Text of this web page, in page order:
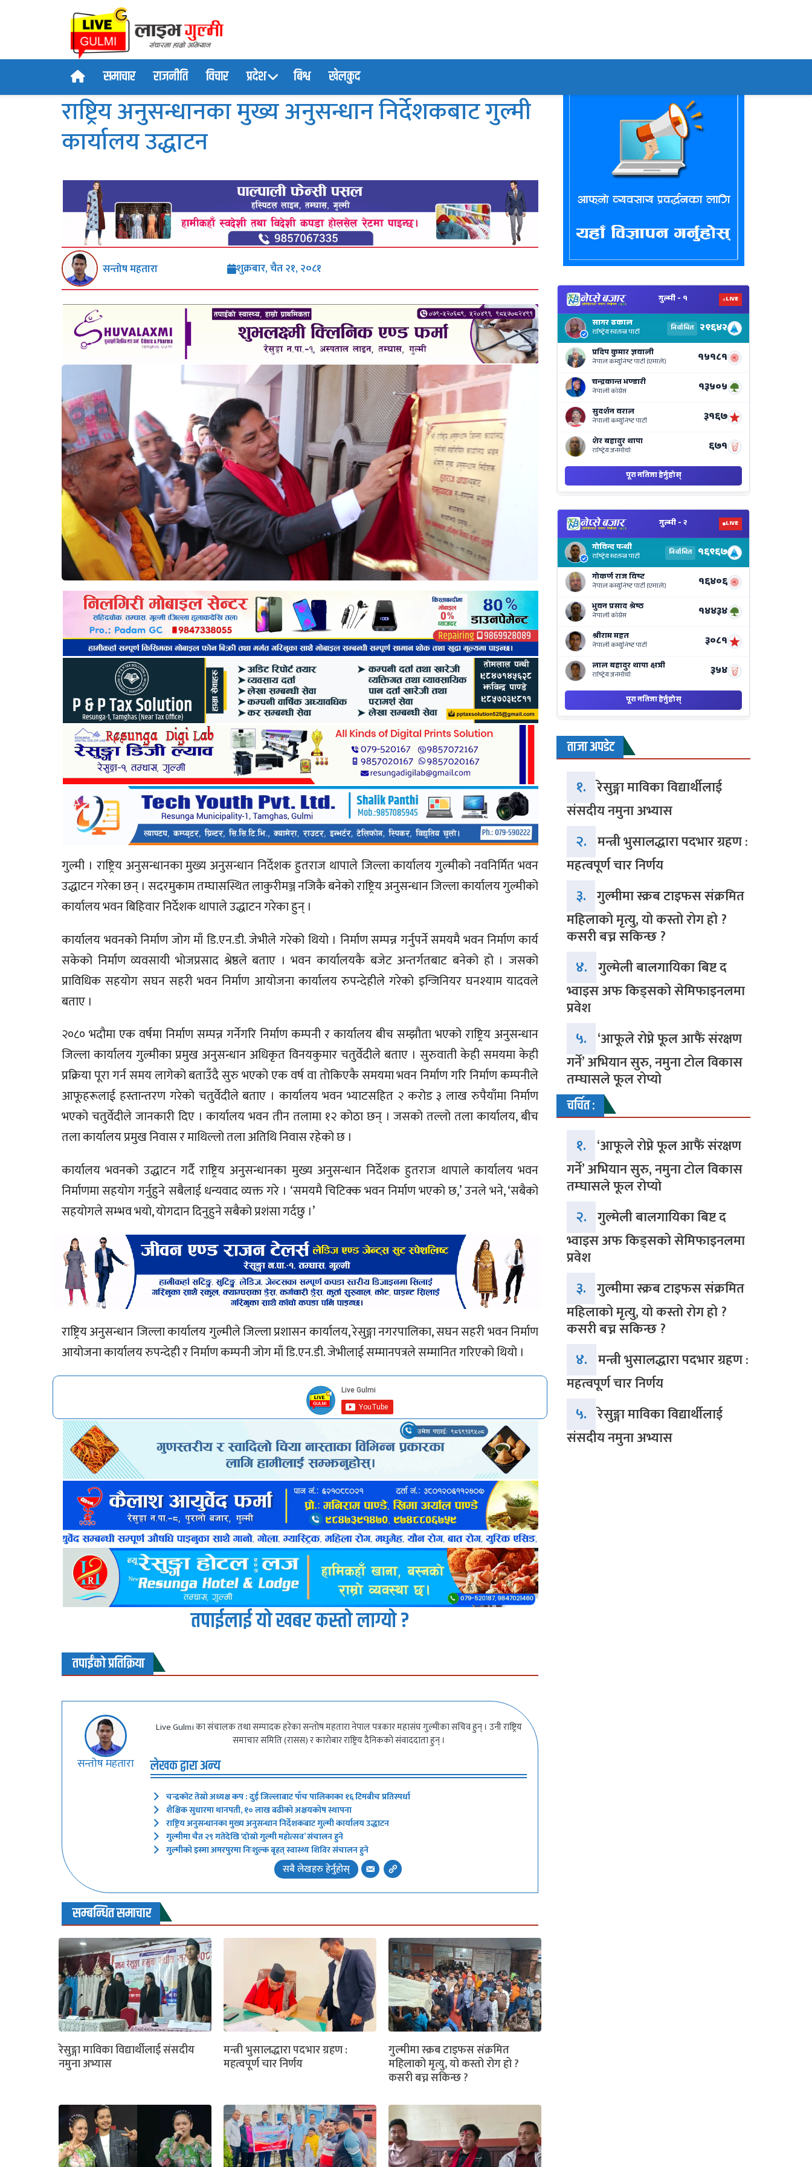
समाचार राजनीति विचार प्रदेश बिश्व खेलकुद
राष्ट्रिय अनुसन्धानका मुख्य अनुसन्धान निर्देशकबाट गुल्मी
कार्यालय उद्धाटन
सन्तोष महतारा शुक्रबार, चैत २१, २०८१
गुल्मी । राष्ट्रिय अनुसन्धानका मुख्य अनुसन्धान निर्देशक हुतराज थापाले जिल्ला कार्यालय गुल्मीको नवनिर्मित भवन
उद्धाटन गरेका छन् । सदरमुकाम तम्घासस्थित लाकुरीमञ्ज नजिकै बनेको राष्ट्रिय अनुसन्धान जिल्ला कार्यालय गुल्मीको
कार्यालय भवन बिहिवार निर्देशक थापाले उद्धाटन गरेका हुन् ।
कार्यालय भवनको निर्माण जोग माँ डि.एन.डी. जेभीले गरेको थियो । निर्माण सम्पन्न गर्नुपर्ने समयमै भवन निर्माण कार्य
सकेको निर्माण व्यवसायी भोजप्रसाद श्रेष्ठले बताए । भवन कार्यालयकै बजेट अन्तर्गतबाट बनेको हो । जसको
प्राविधिक सहयोग सघन सहरी भवन निर्माण आयोजना कार्यालय रुपन्देहीले गरेको इन्जिनियर घनश्याम यादवले
बताए ।
२०८० भदौमा एक वर्षमा निर्माण सम्पन्न गर्नेगरि निर्माण कम्पनी र कार्यालय बीच सम्झौता भएको राष्ट्रिय अनुसन्धान
जिल्ला कार्यालय गुल्मीका प्रमुख अनुसन्धान अधिकृत विनयकुमार चतुर्वेदीले बताए । सुरुवाती केही समयमा केही
प्रक्रिया पूरा गर्न समय लागेको बताउँदै सुरु भएको एक वर्ष वा तोकिएकै समयमा भवन निर्माण गरि निर्माण कम्पनीले
आफूहरूलाई हस्तान्तरण गरेको चतुर्वेदीले बताए । कार्यालय भवन भ्याटसहित २ करोड ३ लाख रुपैयाँमा निर्माण
भएको चतुर्वेदीले जानकारी दिए । कार्यालय भवन तीन तलामा १२ कोठा छन् । जसको तल्लो तला कार्यालय, बीच
तला कार्यालय प्रमुख निवास र माथिल्लो तला अतिथि निवास रहेको छ ।
कार्यालय भवनको उद्धाटन गर्दै राष्ट्रिय अनुसन्धानका मुख्य अनुसन्धान निर्देशक हुतराज थापाले कार्यालय भवन
निर्माणमा सहयोग गर्नुहुने सबैलाई धन्यवाद व्यक्त गरे । ‘समयमै चिटिक्क भवन निर्माण भएको छ,’ उनले भने, ‘सबैको
सहयोगले सम्भव भयो, योगदान दिनुहुने सबैको प्रशंसा गर्दछु ।’
राष्ट्रिय अनुसन्धान जिल्ला कार्यालय गुल्मीले जिल्ला प्रशासन कार्यालय, रेसुङ्गा नगरपालिका, सघन सहरी भवन निर्माण
आयोजना कार्यालय रुपन्देही र निर्माण कम्पनी जोग माँ डि.एन.डी. जेभीलाई सम्मानपत्रले सम्मानित गरिएको थियो ।
तपाईलाई यो खबर कस्तो लाग्यो ?
तपाईंको प्रतिक्रिया
सन्तोष महतारा
Live Gulmi का संचालक तथा सम्पादक हरेका सन्तोष महतारा नेपाल पत्रकार महासंघ गुल्मीका सचिव हुन् । उनी राष्ट्रिय
समाचार समिति (रासस) र कारोबार राष्ट्रिय दैनिकको संवाददाता हुन् ।
लेखक द्वारा अन्य
चन्द्रकाेट तेस्रो अध्यक्ष कप : दुई जिल्लाबाट पाँच पालिकाका १६ टिमबीच प्रतिस्पर्धा
शैक्षिक सुधारमा थानपती, १० लाख बढीको अक्षयकोष स्थापना
राष्ट्रिय अनुसन्धानका मुख्य अनुसन्धान निर्देशकबाट गुल्मी कार्यालय उद्धाटन
गुल्मीमा चैत २९ गतेदेखि ‘दाेस्राे गुल्मी महोत्सव’ संचालन हुने
गुल्मीको इस्मा अमरपुरमा निःशुल्क बृहत् स्वास्थ्य शिविर संचालन हुने
सबै लेखहरु हेर्नुहोस्
सम्बन्धित समाचार
रेसुङ्गा माविका विद्यार्थीलाई संसदीय
नमुना अभ्यास
मन्त्री भुसालद्धारा पदभार ग्रहण :
महत्वपूर्ण चार निर्णय
गुल्मीमा स्क्रब टाइफस संक्रमित
महिलाको मृत्यु, यो कस्तो रोग हो ?
कसरी बच्न सकिन्छ ?
ताजा अपडेट
१. रेसुङ्गा माविका विद्यार्थीलाई
संसदीय नमुना अभ्यास
२. मन्त्री भुसालद्धारा पदभार ग्रहण :
महत्वपूर्ण चार निर्णय
३. गुल्मीमा स्क्रब टाइफस संक्रमित
महिलाको मृत्यु, यो कस्तो रोग हो ?
कसरी बच्न सकिन्छ ?
४. गुल्मेली बालगायिका बिष्ट द
भ्वाइस अफ किड्सको सेमिफाइनलमा
प्रवेश
५. ‘आफूले रोप्ने फूल आफैं संरक्षण
गर्ने’ अभियान सुरु, नमुना टोल विकास
तम्घासले फूल रोप्यो
चर्चित :
१. ‘आफूले रोप्ने फूल आफैं संरक्षण
गर्ने’ अभियान सुरु, नमुना टोल विकास
तम्घासले फूल रोप्यो
२. गुल्मेली बालगायिका बिष्ट द
भ्वाइस अफ किड्सको सेमिफाइनलमा
प्रवेश
३. गुल्मीमा स्क्रब टाइफस संक्रमित
महिलाको मृत्यु, यो कस्तो रोग हो ?
कसरी बच्न सकिन्छ ?
४. मन्त्री भुसालद्धारा पदभार ग्रहण :
महत्वपूर्ण चार निर्णय
५. रेसुङ्गा माविका विद्यार्थीलाई
संसदीय नमुना अभ्यास